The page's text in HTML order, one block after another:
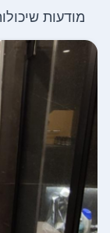
מודעות